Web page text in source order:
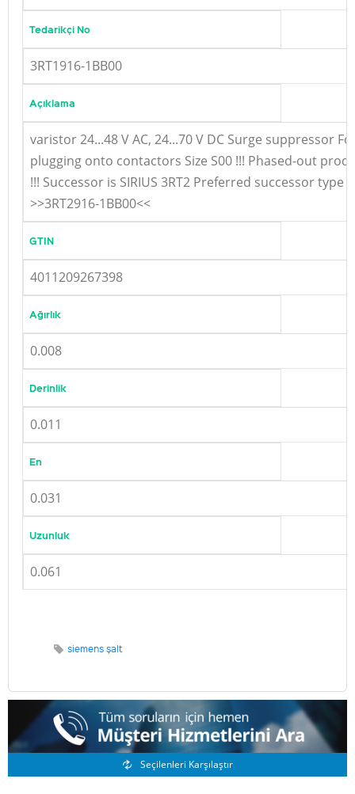
Tedarikçi No
3RT1916-1BB00
Açıklama
varistor 24...48 V AC, 24...70 V DC Surge suppressor
plugging onto contactors Size S00 !!! Phased-out
!!! Successor is SIRIUS 3RT2 Preferred successor type
>>3RT2916-1BB00<<
GTIN
4011209267398
Ağırlık
0.008
Derinlik
0.011
En
0.031
Uzunluk
0.061
siemens şalt
Benzer Ürünler
Seçilenleri Karşılaştır